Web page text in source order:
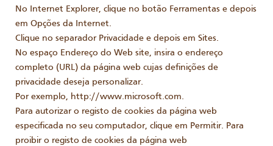
No Internet Explorer, clique no botão Ferramentas e depois
em Opções da Internet.
Clique no separador Privacidade e depois em Sites.
No espaço Endereço do Web site, insira o endereço
completo (URL) da página web cujas definições de
privacidade deseja personalizar.
Por exemplo, http://www.microsoft.com.
Para autorizar o registo de cookies da página web
especificada no seu computador, clique em Permitir. Para
proibir o registo de cookies da página web